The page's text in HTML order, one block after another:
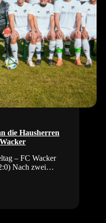
die Hausherren
– FC Wacker
Nach zwei…